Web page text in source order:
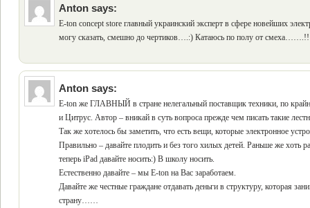
Anton says:
E-ton concept store главный украинский эксперт в сфере новейших
могу сказать, смешно до чертиков….:) Катаюсь по полу от
Anton says:
E-ton же ГЛАВНЫЙ в стране нелегальный поставщик техники, по
и Цитрус. Автор – вникай в суть вопроса прежде чем писать такие
Так же хотелось бы заметить, что есть вещи, которые электронное
Правильно – давайте плодить и без того хилых детей. Раньше же хоть
теперь iPad давайте носить:) В школу носить.
Естественно давайте – мы E-ton на Вас заработаем.
Давайте же честные граждане отдавать деньги в структуру, которая
страну……